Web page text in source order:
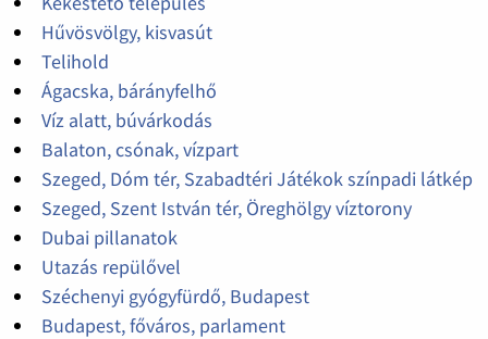
Hűvösvölgy, kisvasút
Telihold
Ágacska, bárányfelhő
Víz alatt, búvárkodás
Balaton, csónak, vízpart
Szeged, Dóm tér, Szabadtéri Játékok színpadi látkép
Szeged, Szent István tér, Öreghölgy víztorony
Dubai pillanatok
Utazás repülővel
Széchenyi gyógyfürdő, Budapest
Budapest, főváros, parlament